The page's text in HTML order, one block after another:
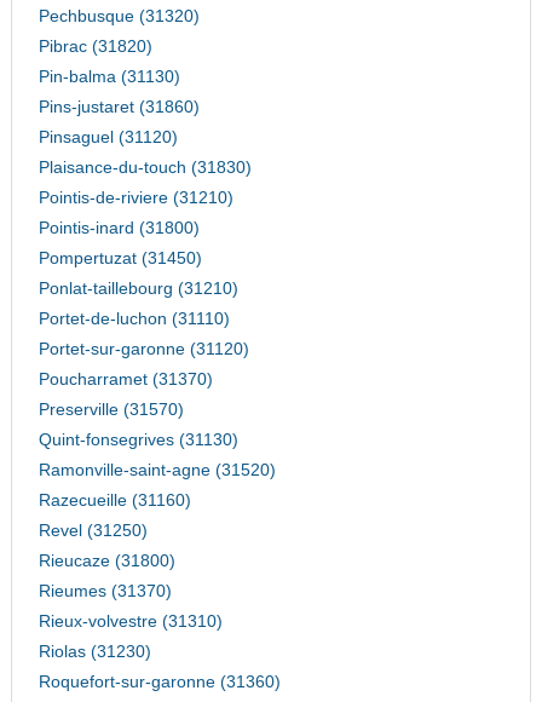
Pechbusque (31320)
Pibrac (31820)
Pin-balma (31130)
Pins-justaret (31860)
Pinsaguel (31120)
Plaisance-du-touch (31830)
Pointis-de-riviere (31210)
Pointis-inard (31800)
Pompertuzat (31450)
Ponlat-taillebourg (31210)
Portet-de-luchon (31110)
Portet-sur-garonne (31120)
Poucharramet (31370)
Preserville (31570)
Quint-fonsegrives (31130)
Ramonville-saint-agne (31520)
Razecueille (31160)
Revel (31250)
Rieucaze (31800)
Rieumes (31370)
Rieux-volvestre (31310)
Riolas (31230)
Roquefort-sur-garonne (31360)